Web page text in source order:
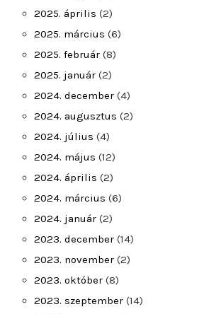
2025. április (2)
2025. március (6)
2025. február (8)
2025. január (2)
2024. december (4)
2024. augusztus (2)
2024. július (4)
2024. május (12)
2024. április (2)
2024. március (6)
2024. január (2)
2023. december (14)
2023. november (2)
2023. október (8)
2023. szeptember (14)